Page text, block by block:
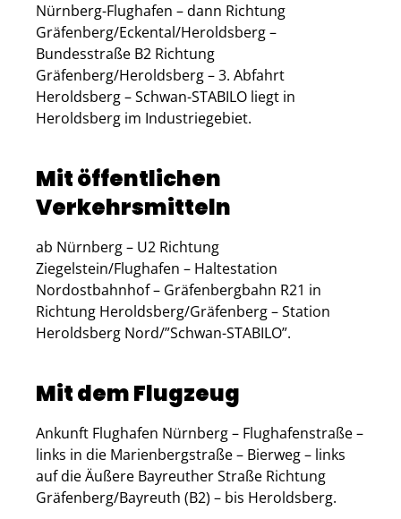
Nürnberg-Flughafen – dann Richtung
Gräfenberg/Eckental/Heroldsberg –
Bundesstraße B2 Richtung
Gräfenberg/Heroldsberg – 3. Abfahrt
Heroldsberg – Schwan-STABILO liegt in
Heroldsberg im Industriegebiet.
Mit öffentlichen
Verkehrsmitteln
ab Nürnberg – U2 Richtung
Ziegelstein/Flughafen – Haltestation
Nordostbahnhof – Gräfenbergbahn R21 in
Richtung Heroldsberg/Gräfenberg – Station
Heroldsberg Nord/”Schwan-STABILO”.
Mit dem Flugzeug
Ankunft Flughafen Nürnberg – Flughafenstraße –
links in die Marienbergstraße – Bierweg – links
auf die Äußere Bayreuther Straße Richtung
Gräfenberg/Bayreuth (B2) – bis Heroldsberg.